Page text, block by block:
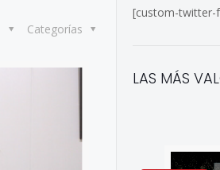
Categorías
[custom-twitter-
LAS MÁS